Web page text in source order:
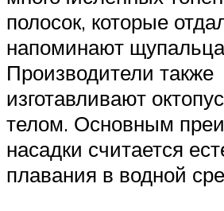
полосок, которые
напоминают
Производители также
изготавливают
телом. Основным
насадки считается
плавания в водной